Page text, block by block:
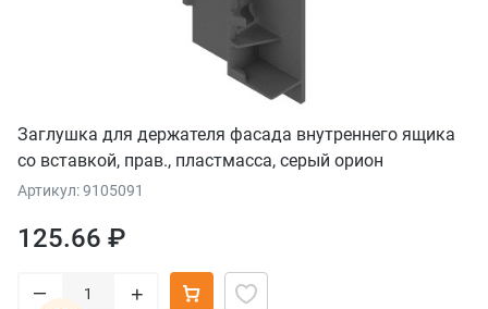
Заглушка для держателя фасада внутреннего ящика
со вставкой, прав., пластмасса, серый орион
Артикул: 9105091
125.66 ₽
– +